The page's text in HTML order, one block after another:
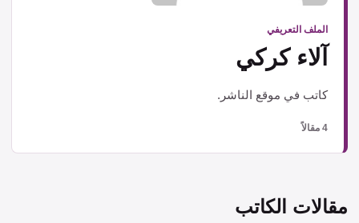
الملف التعريفي
آلاء كركي
كاتب في موقع الناشر.
4 مقالاً
مقالات الكاتب